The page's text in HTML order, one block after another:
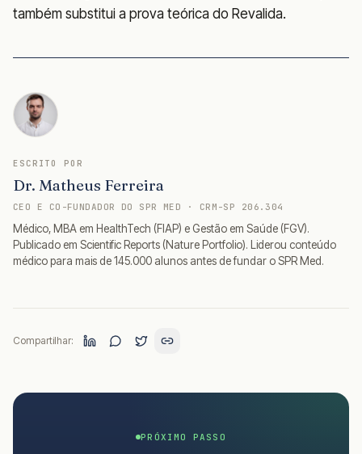
também substitui a prova teórica do Revalida.
ESCRITO POR
Dr. Matheus Ferreira
CEO E CO-FUNDADOR DO SPR MED · CRM-SP 206.304
Médico, MBA em HealthTech (FIAP) e Gestão em Saúde (FGV).
Publicado em Scientific Reports (Nature Portfolio). Liderou conteúdo
médico para mais de 145.000 alunos antes de fundar o SPR Med.
Compartilhar:
PRÓXIMO PASSO